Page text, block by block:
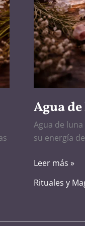
Agua
Agua de
su energía
Leer más »
Rituales y